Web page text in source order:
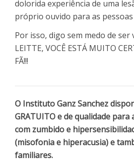
dolorida experiência de uma
próprio ouvido para as
Por isso, digo sem medo de ser
LEITTE, VOCÊ ESTÁ MUITO
FÃ!!!
O Instituto Ganz Sanchez
GRATUITO e de qualidade
com zumbido e
(misofonia e hiperacusia) e
familiares.